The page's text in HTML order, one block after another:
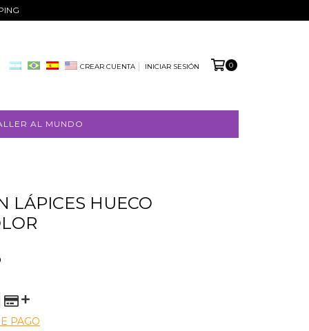
CREAR CUENTA INICIAR SESIÓN 0
AL MUNDO
LÁPICES HUECO
PAGO